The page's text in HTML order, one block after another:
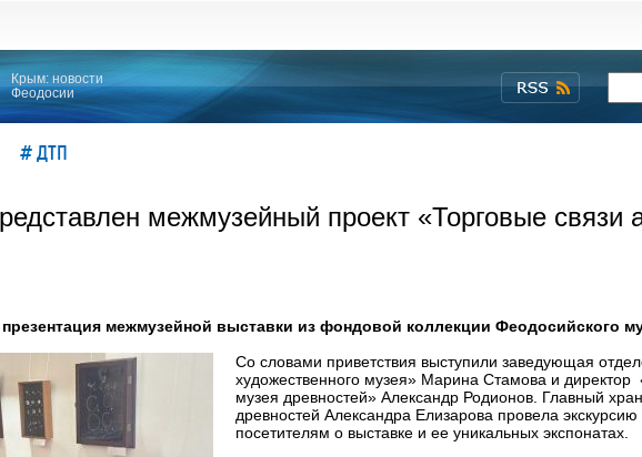
Крым: новости
Феодосии
# ДТП
межмузейный проект «Торговые связи
межмузейной выставки из фондовой коллекции Феодосийского
Со словами приветствия выступили заведующая
художественного музея» Марина Стамова и директор
музея древностей» Александр Родионов. Главный
древностей Александра Елизарова провела экскурсию
посетителям о выставке и ее уникальных экспонатах.